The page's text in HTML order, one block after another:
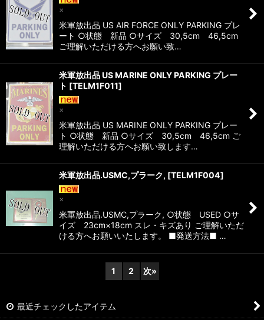
×
米軍放出品 US AIR FORCE ONLY PARKING プレ
ート ○状態 新品 ○サイズ 30,5cm 46,5cm
ご理解いただける方へお願い致…
米軍放出品 US MARINE ONLY PARKING プレー
ト [TELM1F011]
×
米軍放出品 US MARINE ONLY PARKING プレー
ト ○状態 新品 ○サイズ 30,5cm 46,5cm ご
理解いただける方へお願い致します…
米軍放出品.USMC,プラーク, [TELM1F004]
×
米軍放出品.USMC,プラーク, ○状態 USED ○サ
イズ 23cm×18cm スレ・キズあり ご理解いただ
ける方へお願いいたします。 ■発送方法■ …
1 2 次»
最近チェックしたアイテム